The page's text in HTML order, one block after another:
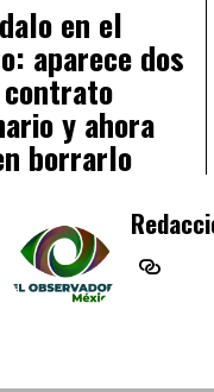
en el
aparece dos
y ahora
borrarlo